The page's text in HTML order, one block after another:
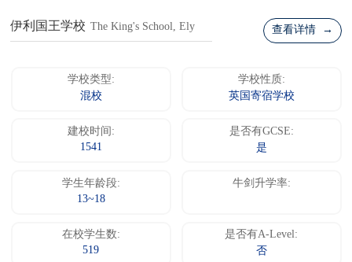
伊利国王学校 The King's School, Ely 查看详情 →
学校类型:
混校
学校性质:
英国寄宿学校
建校时间:
1541
是否有GCSE:
是
学生年龄段:
13~18
牛剑升学率:
在校学生数:
519
是否有A-Level:
否